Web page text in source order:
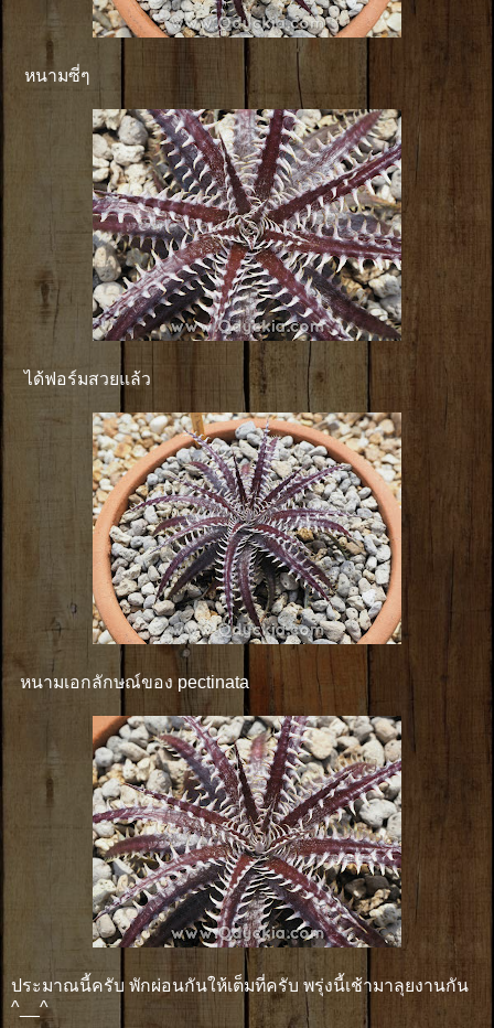
หนามซี่ๆ
ได้ฟอร์มสวยแล้ว
หนามเอกลักษณ์ของ pectinata
ประมาณนี้ครับ พักผ่อนกันให้เต็มที่ครับ พรุ่งนี้เช้ามาลุยงานกัน
^__^